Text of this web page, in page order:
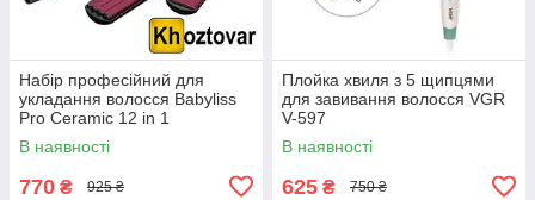
Набір професійний для
укладання волосся Babyliss
Pro Ceramic 12 in 1
В наявності
770 ₴ 925 ₴
Плойка хвиля з 5 щипцями
для завивання волосся VGR
V-597
В наявності
625 ₴ 750 ₴